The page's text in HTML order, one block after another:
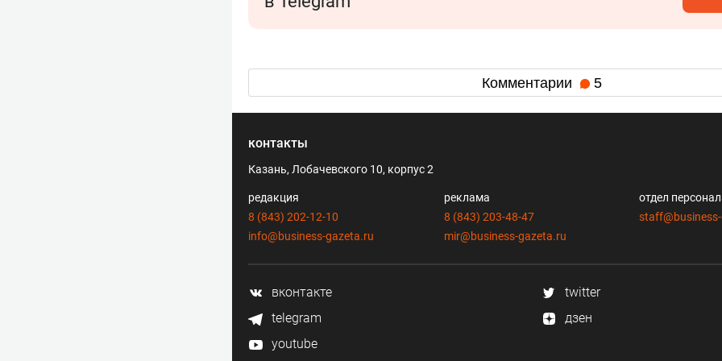
Комментарии 5
контакты
Казань, Лобачевского 10, корпус 2
редакция
8 (843) 202-12-10
info@business-gazeta.ru
реклама
8 (843) 203-48-47
mir@business-gazeta.ru
отдел
вконтакте
twitter
telegram
дзен
youtube